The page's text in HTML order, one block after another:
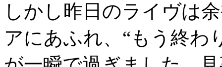
しかし昨日のライヴは
アにあふれ、“もう終わ